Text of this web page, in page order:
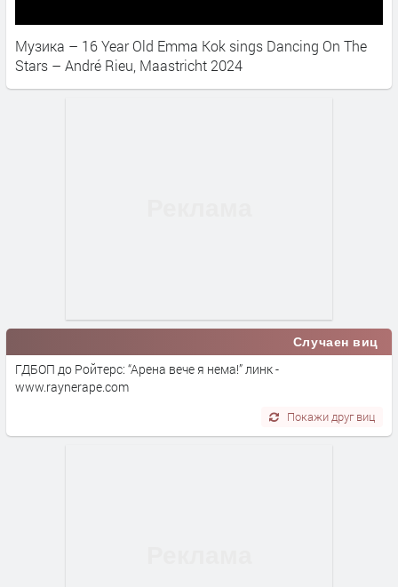
Музика – 16 Year Old Emma Kok sings Dancing On The
Stars – André Rieu, Maastricht 2024
Случаен виц
ГДБОП до Ройтерс: “Арена вече я нема!” линк -
www.raynerape.com
Покажи друг виц